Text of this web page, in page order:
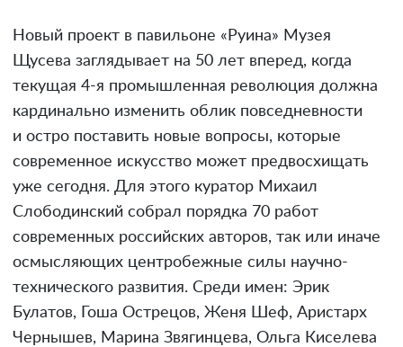
Новый проект в павильоне «Руина» Музея
Щусева заглядывает на 50 лет вперед, когда
текущая 4-я промышленная революция должна
кардинально изменить облик повседневности
и остро поставить новые вопросы, которые
современное искусство может предвосхищать
уже сегодня. Для этого куратор Михаил
Слободинский собрал порядка 70 работ
современных российских авторов, так или иначе
осмысляющих центробежные силы научно-
технического развития. Среди имен: Эрик
Булатов, Гоша Острецов, Женя Шеф, Аристарх
Чернышев, Марина Звягинцева, Ольга Киселева